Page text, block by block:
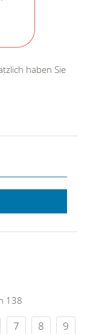
haben Sie
138
7 8
9